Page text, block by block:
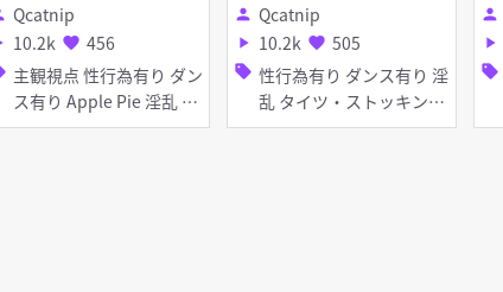
Qcatnip
10.2k favorite 456
主観視点 性行為有り ダン
ス有り Apple Pie 淫乱 タ
イツ・ストッキング バニ
person Qcatnip
play_arrow 10.2k favorite 505
sell 性行為有り ダンス有り 淫
乱 タイツ・ストッキング
バニーガール フェラ 輪姦
person
play_arrow
sell